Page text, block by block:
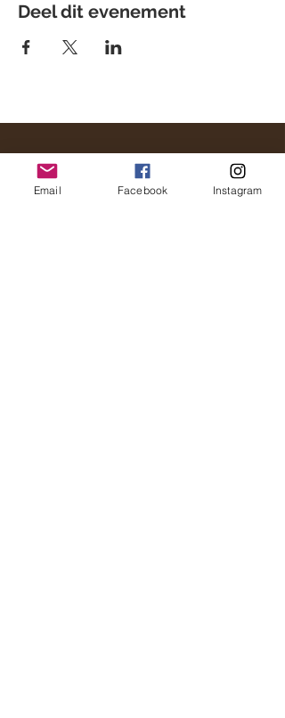
Deel dit evenement
VOLG ONS OP
FACEBOOK EN
INSTAGRAM
Email Facebook Instagram